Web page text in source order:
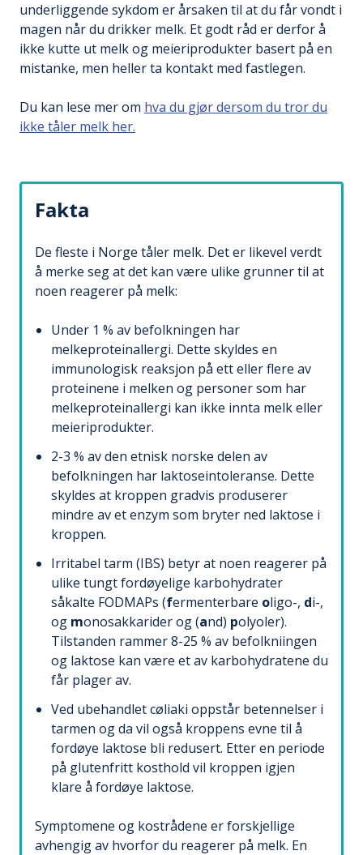
underliggende sykdom er årsaken til at du får vondt i
magen når du drikker melk. Et godt råd er derfor å
ikke kutte ut melk og meieriprodukter basert på en
mistanke, men heller ta kontakt med fastlegen.
Du kan lese mer om hva du gjør dersom du tror du
ikke tåler melk her.
Fakta
De fleste i Norge tåler melk. Det er likevel verdt
å merke seg at det kan være ulike grunner til at
noen reagerer på melk:
Under 1 % av befolkningen har
melkeproteinallergi. Dette skyldes en
immunologisk reaksjon på ett eller flere av
proteinene i melken og personer som har
melkeproteinallergi kan ikke innta melk eller
meieriprodukter.
2-3 % av den etnisk norske delen av
befolkningen har laktoseintoleranse. Dette
skyldes at kroppen gradvis produserer
mindre av et enzym som bryter ned laktose i
kroppen.
Irritabel tarm (IBS) betyr at noen reagerer på
ulike tungt fordøyelige karbohydrater
såkalte FODMAPs (fermenterbare oligo-, di-,
og monosakkarider og (and) polyoler).
Tilstanden rammer 8-25 % av befolkniingen
og laktose kan være et av karbohydratene du
får plager av.
Ved ubehandlet cøliaki oppstår betennelser i
tarmen og da vil også kroppens evne til å
fordøye laktose bli redusert. Etter en periode
på glutenfritt kosthold vil kroppen igjen
klare å fordøye laktose.
Symptomene og kostrådene er forskjellige
avhengig av hvorfor du reagerer på melk. En